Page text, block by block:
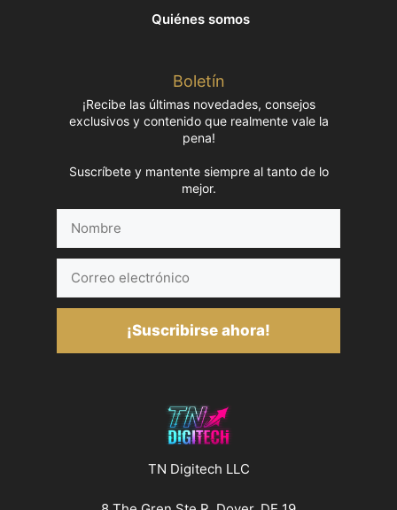
Quiénes somos
Boletín
¡Recibe las últimas novedades, consejos
exclusivos y contenido que realmente vale la
pena!
Suscríbete y mantente siempre al tanto de lo
mejor.
electrónico
¡Suscribirse ahora!
TN Digitech LLC